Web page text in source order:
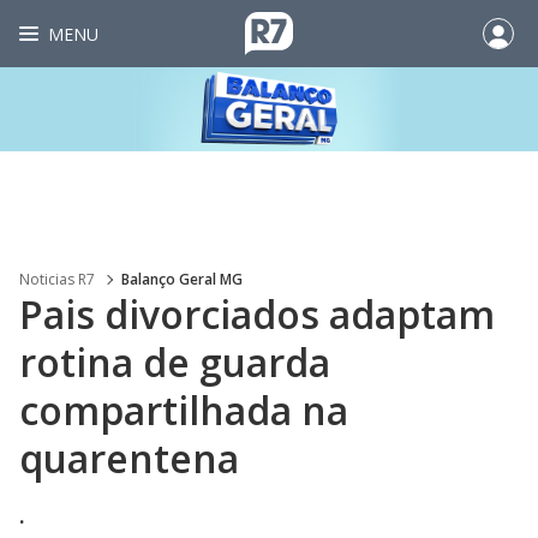
MENU
Noticias R7 Balanço Geral MG
Pais divorciados adaptam
rotina de guarda
compartilhada na
quarentena
.